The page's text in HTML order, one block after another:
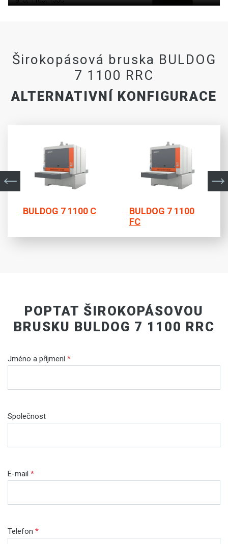
Širokopásová bruska BULDOG
7 1100 RRC
ALTERNATIVNÍ KONFIGURACE
BULDOG 7 1100 C
BULDOG 7 1100
FC
POPTAT ŠIROKOPÁSOVOU
BRUSKU BULDOG 7 1100 RRC
Jméno a příjmení*
Společnost
E-mail *
Telefon *